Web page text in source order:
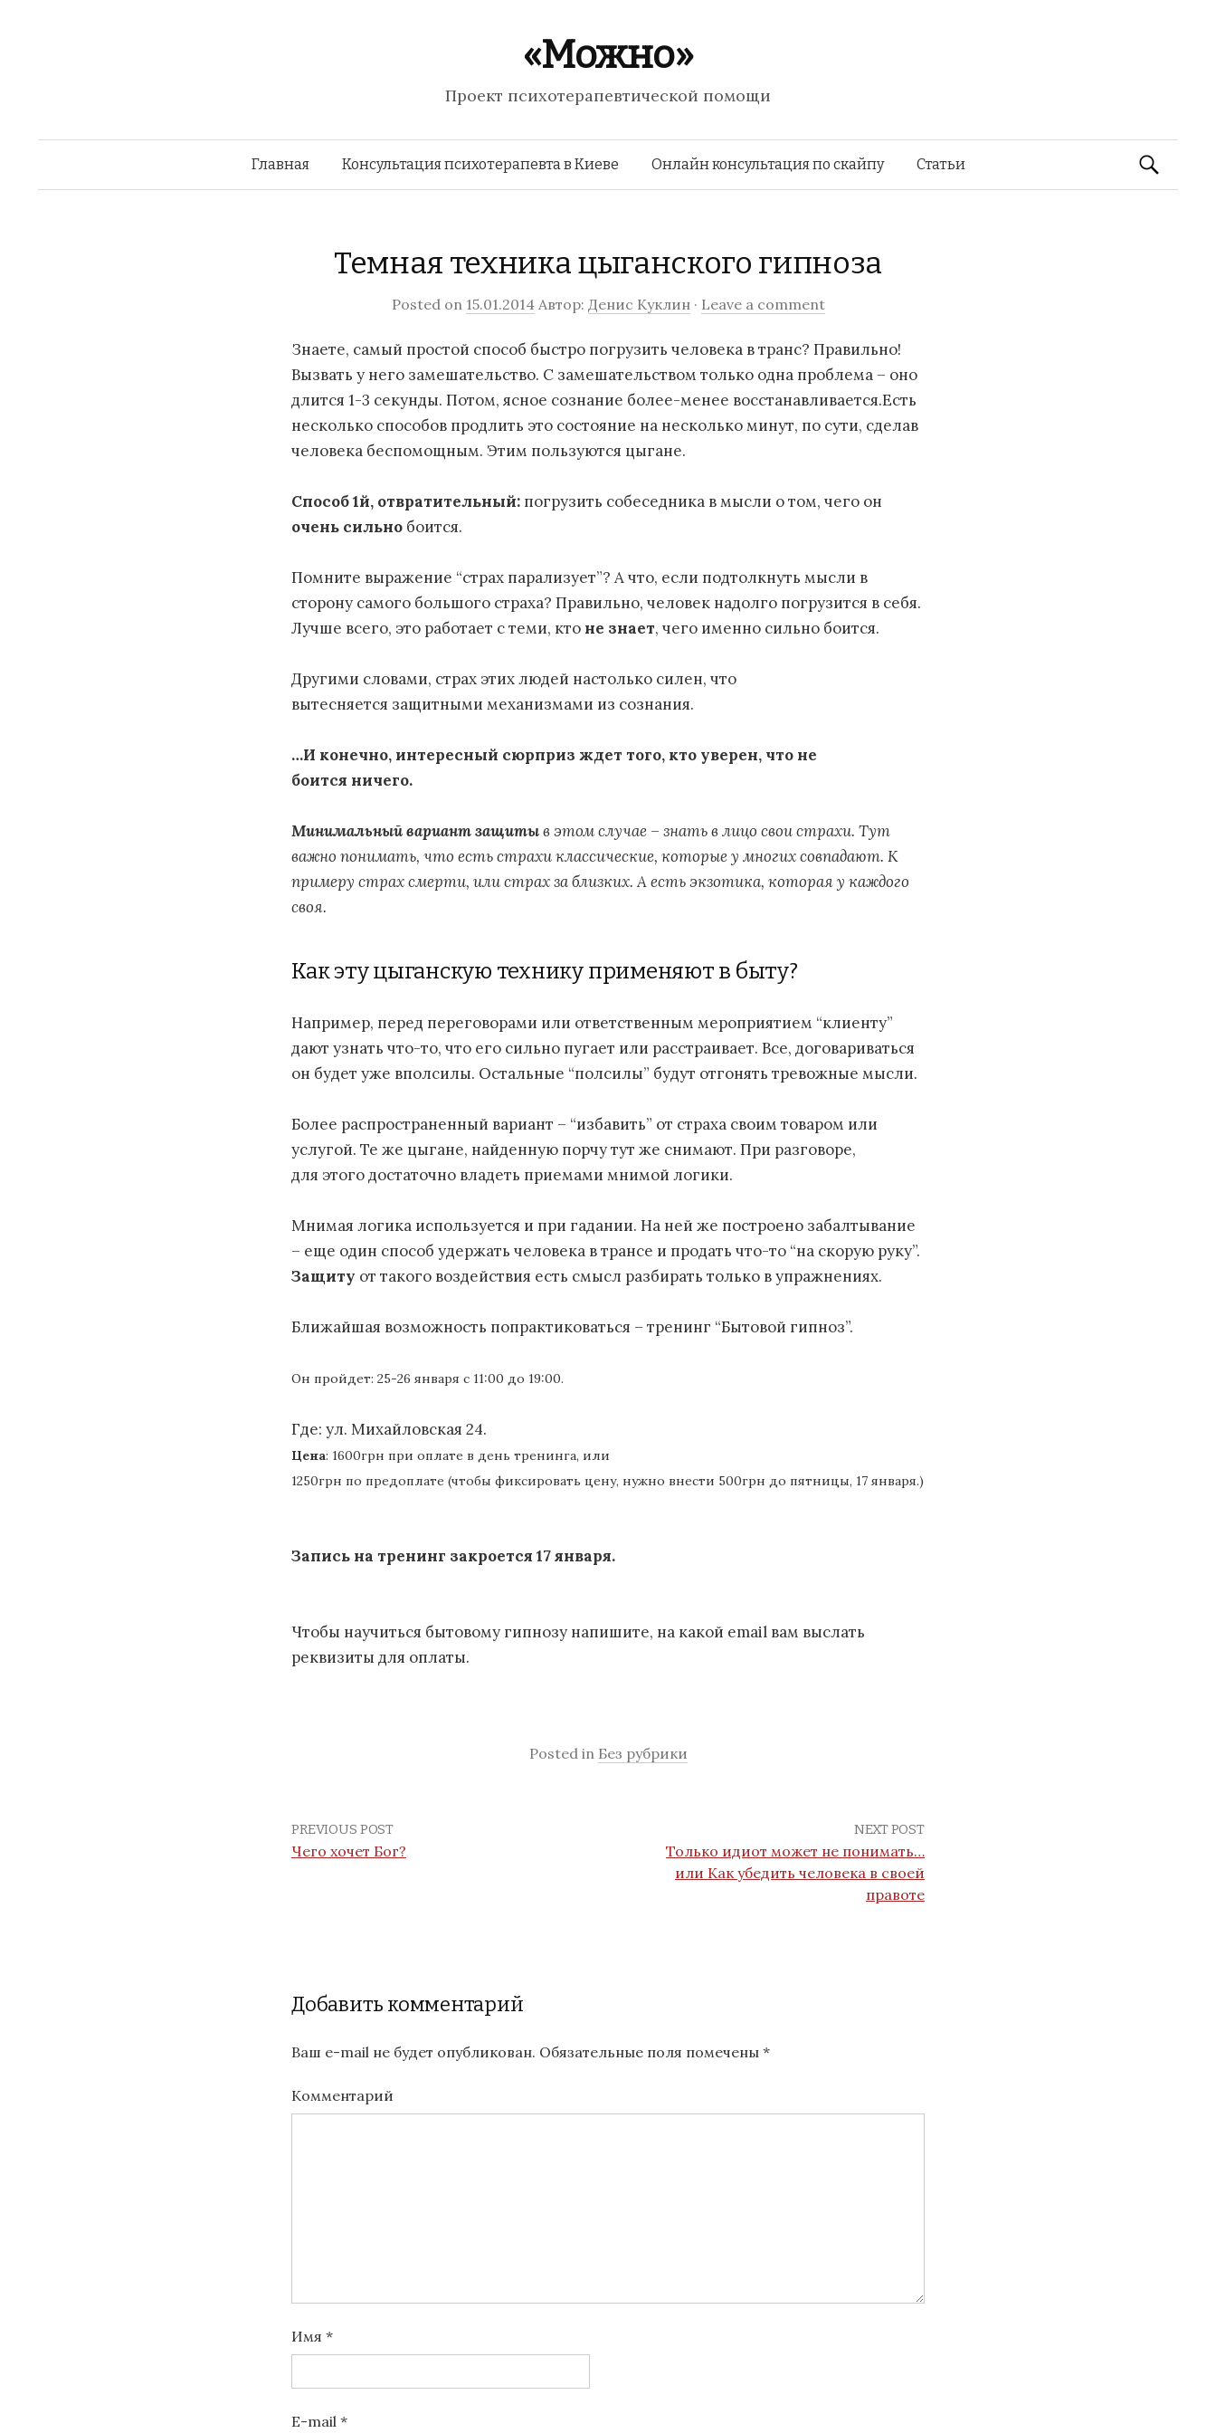
«Можно»
Проект психотерапевтической помощи
Перейти к содержимому
Главная Консультация психотерапевта в Киеве Онлайн консультация по скайпу Статьи Найти:
Темная техника цыганского гипноза
Posted on 15.01.2014 Автор: Денис Куклин · Leave a comment
Знаете, самый простой способ быстро погрузить человека в транс? Правильно!
Вызвать у него замешательство. С замешательством только одна проблема – оно
длится 1-3 секунды. Потом, ясное сознание более-менее восстанавливается.Есть
несколько способов продлить это состояние на несколько минут, по сути, сделав
человека беспомощным. Этим пользуются цыгане.
Способ 1й, отвратительный: погрузить собеседника в мысли о том, чего он
очень сильно боится.
Помните выражение “страх парализует”? А что, если подтолкнуть мысли в
сторону самого большого страха? Правильно, человек надолго погрузится в себя.
Лучше всего, это работает с теми, кто не знает, чего именно сильно боится.
Другими словами, страх этих людей настолько силен, что
вытесняется защитными механизмами из сознания.
…И конечно, интересный сюрприз ждет того, кто уверен, что не
боится ничего.
Минимальный вариант защитыв этом случае – знать в лицо свои страхи. Тут
важно понимать, что есть страхи классические, которые у многих совпадают. К
примеру страх смерти, или страх за близких. А есть экзотика, которая у каждого
своя.
Как эту цыганскую технику применяют в быту?
Например, перед переговорами или ответственным мероприятием “клиенту”
дают узнать что-то, что его сильно пугает или расстраивает. Все, договариваться
он будет уже вполсилы. Остальные “полсилы” будут отгонять тревожные мысли.
Более распространенный вариант – “избавить” от страха своим товаром или
услугой. Те же цыгане, найденную порчу тут же снимают. При разговоре,
для этого достаточно владеть приемами мнимой логики.
Мнимая логика используется и при гадании. На ней же построено забалтывание
– еще один способ удержать человека в трансе и продать что-то “на скорую руку”.
Защиту от такого воздействия есть смысл разбирать только в упражнениях.
Ближайшая возможность попрактиковаться – тренинг “Бытовой гипноз”.
Он пройдет: 25-26 января с 11:00 до 19:00.
Где: ул. Михайловская 24.
Цена: 1600грн при оплате в день тренинга, или
1250грн по предоплате (чтобы фиксировать цену, нужно внести 500грн до пятницы, 17 января.)
Запись на тренинг закроется 17 января.
Чтобы научиться бытовому гипнозу напишите, на какой email вам выслать
реквизиты для оплаты.
Posted in Без рубрики
PREVIOUS POST
Чего хочет Бог?
NEXT POST
Только идиот может не понимать…
или Как убедить человека в своей
правоте
Добавить комментарий
Ваш e-mail не будет опубликован. Обязательные поля помечены *
Комментарий
Имя *
E-mail *